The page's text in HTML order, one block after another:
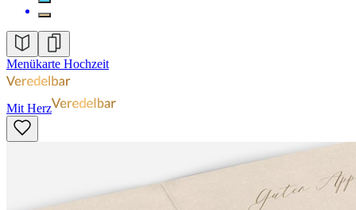
Menükarte Hochzeit
Mit Herz